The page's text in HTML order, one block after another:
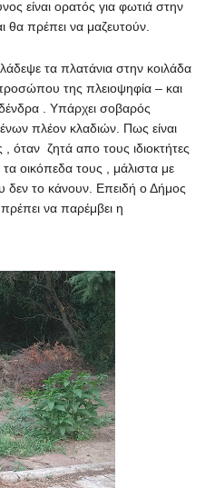
είναι ορατός για φωτιά στην
θα πρέπει να μαζευτούν.
τα πλατάνια στην κοιλάδα
της πλειοψηφία – και
. Υπάρχει σοβαρός
πλέον κλαδιών. Πως είναι
όταν ζητά απο τους ιδιοκτήτες
οικόπεδα τους , μάλιστα με
το κάνουν. Επειδή ο Δήμος
να παρέμβει η